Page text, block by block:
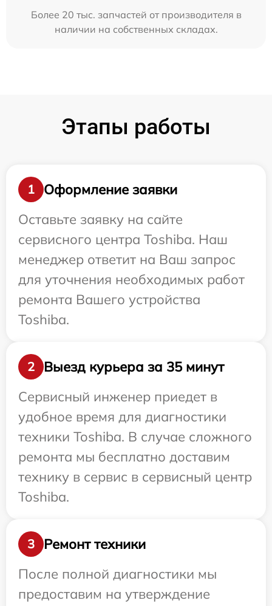
Более 20 тыс. запчастей от производителя в
наличии на собственных складах.
Этапы работы
1
Оформление заявки
Оставьте заявку на сайте
сервисного центра Toshiba. Наш
менеджер ответит на Ваш запрос
для уточнения необходимых работ
ремонта Вашего устройства
Toshiba.
2
Выезд курьера за 35 минут
Сервисный инженер приедет в
удобное время для диагностики
техники Toshiba. В случае сложного
ремонта мы бесплатно доставим
технику в сервис в сервисный центр
Toshiba.
3
Ремонт техники
После полной диагностики мы
предоставим на утверждение